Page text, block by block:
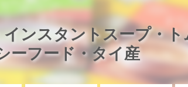
ンスタントスープ・ト
ーフード・タイ産